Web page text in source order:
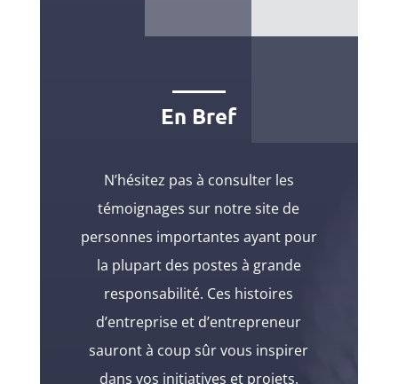
En Bref
N’hésitez pas à consulter les
témoignages sur notre site de
personnes importantes ayant pour
la plupart des postes à grande
responsabilité. Ces histoires
d’entreprise et d’entrepreneur
sauront à coup sûr vous inspirer
dans vos initiatives et projets.